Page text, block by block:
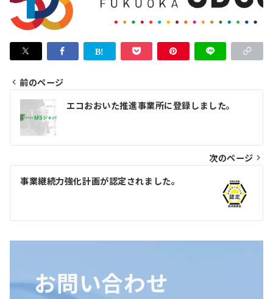
投
稿
ナ
ビ
ゲ
シ
ョ
前のページ
エコおおいた推進事業所に登録しました。
次のページ
事業継続力強化計画が認定されました。
お問い合わせ